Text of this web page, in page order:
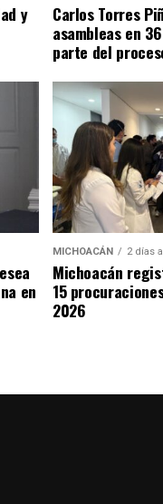
y
Carlos Torres
asambleas en
parte del
en
MICHOACÁN 2 días
Michoacán
15
2026